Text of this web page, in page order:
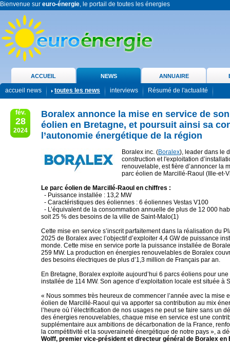
Bienvenue sur euro-énergie, le portail de toutes les énergies
ACCUEIL NEWS ANNUAIRE
accueil news toutes les news interviews Résumé de l'actualité
fév.
28
2024
Boralex annonce la mise en service de
éolien en Bretagne, et poursuit ainsi sa
l’autonomie énergétique de la région
Boralex inc. (Boralex), leader dans le
construction et l'exploitation
renouvelable, est fière d’annoncer la
parc éolien de Marcillé-Raoul (Ille-et-
Le parc éolien de Marcillé-Raoul en chiffres :
- Puissance installée : 13,2 MW
- Caractéristiques des éoliennes : 6 éoliennes Vestas V100
- L’équivalent de la consommation annuelle de plus de 12 000
soit 25 % des besoins de la ville de Saint-Malo(1)
Cette mise en service s’inscrit parfaitement dans la réalisation du
2025 de Boralex avec l’objectif d’exploiter 4,4 GW de puissance
monde. Cette mise en service porte la puissance installée de
259 MW. La production en énergies renouvelables de Boralex
des besoins électriques de plus d’1,3 million de Français par an.
En Bretagne, Boralex exploite aujourd’hui 6 parcs éoliens pour
installée de 114 MW. Son agence d’exploitation locale est située à
« Nous sommes très heureux de commencer l’année avec la mise
éolien de Marcillé-Raoul qui va apporter sa contribution au mix
l’heure où l’électrification de nos usages ne peut se faire sans un
des énergies renouvelables, chaque mise en service est une
supplémentaire aux ambitions de décarbonation de la France,
la compétitivité et la souveraineté énergétique de notre pays », a
Wolff, premier vice-président et directeur général de Boralex en